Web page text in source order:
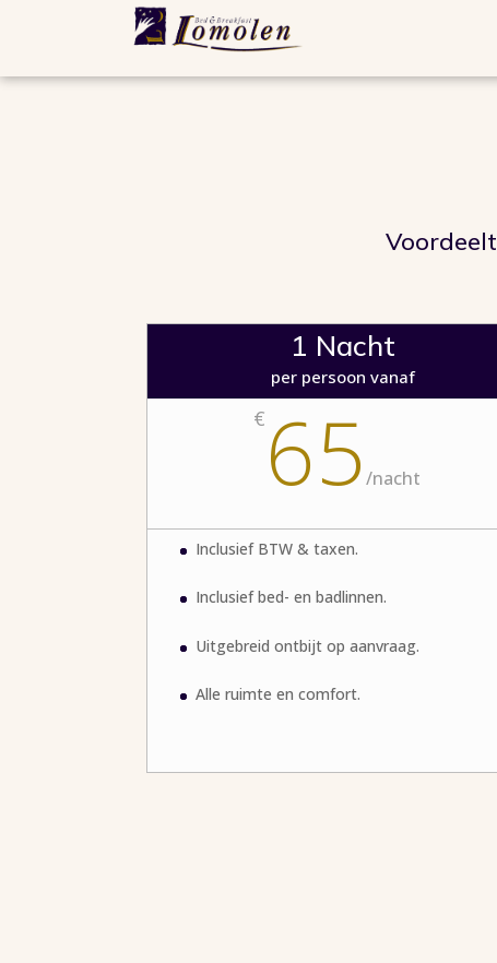
1 Nacht
per persoon vanaf
€ 65/nacht
Inclusief BTW & taxen.
Inclusief bed- en badlinnen.
Uitgebreid ontbijt op aanvraag.
Alle ruimte en comfort.